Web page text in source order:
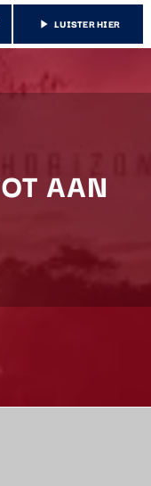
play_arrow LUISTER HIER
AAN